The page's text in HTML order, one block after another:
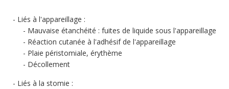
Liés à l'appareillage :
Mauvaise étanchéité : fuites de liquide sous l'appareillage
Réaction cutanée à l'adhésif de l'appareillage
Plaie péristomiale, érythème
Décollement
Liés à la stomie :